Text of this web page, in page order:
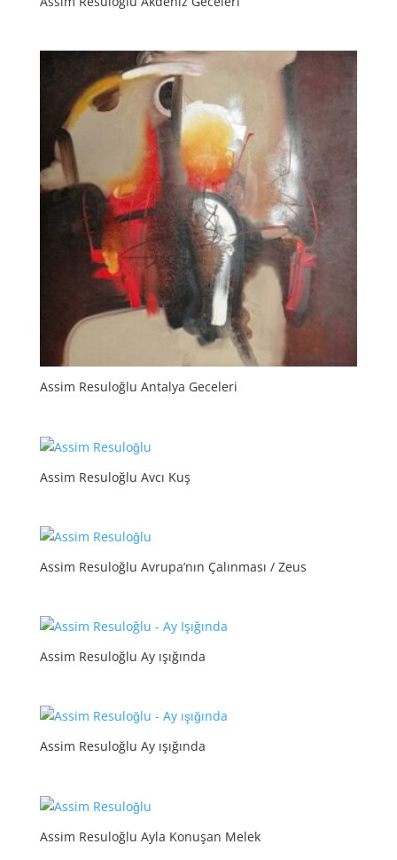
Assim Resuloğlu Antalya Geceleri
Assim Resuloğlu Avcı Kuş
Assim Resuloğlu Avrupa’nın Çalınması / Zeus
Assim Resuloğlu Ay ışığında
Assim Resuloğlu Ay ışığında
Assim Resuloğlu Ayla Konuşan Melek